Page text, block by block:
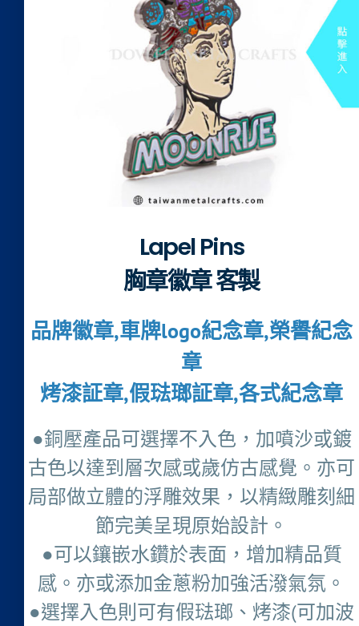
Lapel Pins
胸章徽章 客製
品牌徽章,車牌logo紀念章,榮譽紀念
章
烤漆証章,假琺瑯証章,各式紀念章
●銅壓產品可選擇不入色，加噴沙或鍍
古色以達到層次感或歲仿古感覺。亦可
局部做立體的浮雕效果，以精緻雕刻細
節完美呈現原始設計。
●可以鑲嵌水鑽於表面，增加精品質
感。亦或添加金蔥粉加強活潑氣氛。
●選擇入色則可有假琺瑯、烤漆(可加波